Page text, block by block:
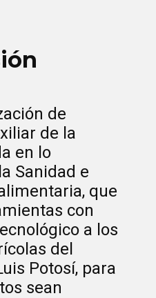
de
de la
en lo
Sanidad e
que
con
a los
del
Potosí, para
sean